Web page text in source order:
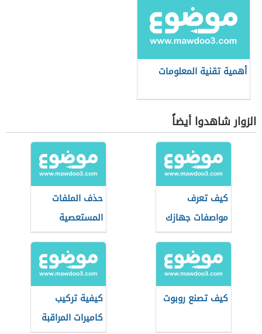
أهمية تقنية المعلومات
الزوار شاهدوا أيضاً
كيف تعرف
مواصفات جهازك
حذف الملفات
المستعصية
كيف تصنع روبوت
كيفية تركيب
كاميرات المراقبة